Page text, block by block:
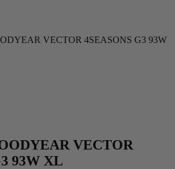
VECTOR 4SEASONS G3 93W
VECTOR
93W XL